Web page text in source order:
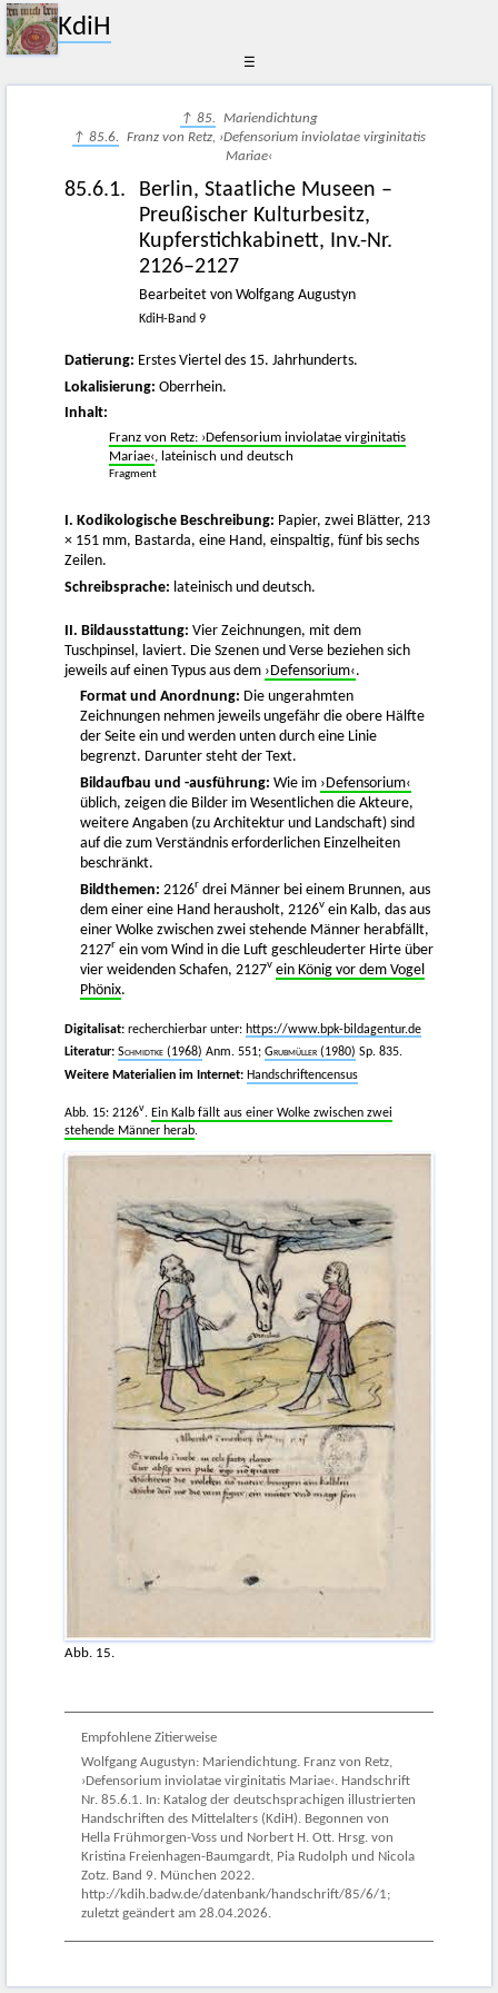
KdiH
☰
↑ 85. Mariendichtung
↑ 85.6. Franz von Retz, ›Defensorium inviolatae virginitatis
Mariae‹
85.6.1.
Berlin, Staatliche Museen –
Preußischer Kulturbesitz,
Kupferstichkabinett, Inv.-Nr.
2126–2127
Bearbeitet von Wolfgang Augustyn
KdiH-Band 9
Datierung: Erstes Viertel des 15. Jahrhunderts.
Lokalisierung: Oberrhein.
Inhalt:
Franz von Retz: ›Defensorium inviolatae virginitatis
Mariae‹, lateinisch und deutsch
Fragment
I. Kodikologische Beschreibung: Papier, zwei Blätter, 213
× 151 mm, Bastarda, eine Hand, einspaltig, fünf bis sechs
Zeilen.
Schreibsprache: lateinisch und deutsch.
II. Bildausstattung: Vier Zeichnungen, mit dem
Tuschpinsel, laviert. Die Szenen und Verse beziehen sich
jeweils auf einen Typus aus dem ›Defensorium‹.
Format und Anordnung: Die ungerahmten
Zeichnungen nehmen jeweils ungefähr die obere Hälfte
der Seite ein und werden unten durch eine Linie
begrenzt. Darunter steht der Text.
Bildaufbau und -ausführung: Wie im ›Defensorium‹
üblich, zeigen die Bilder im Wesentlichen die Akteure,
weitere Angaben (zu Architektur und Landschaft) sind
auf die zum Verständnis erforderlichen Einzelheiten
beschränkt.
Bildthemen: 2126r drei Männer bei einem Brunnen, aus
dem einer eine Hand herausholt, 2126v ein Kalb, das aus
einer Wolke zwischen zwei stehende Männer herabfällt,
2127r ein vom Wind in die Luft geschleuderter Hirte über
vier weidenden Schafen, 2127v ein König vor dem Vogel
Phönix.
Digitalisat: recherchierbar unter: https://www.bpk-bildagentur.de
Literatur: Schmidtke (1968) Anm. 551; Grubmüller (1980) Sp. 835.
Weitere Materialien im Internet: Handschriftencensus
Abb. 15: 2126v. Ein Kalb fällt aus einer Wolke zwischen zwei
stehende Männer herab.
Abb. 15.
Empfohlene Zitierweise
Wolfgang Augustyn: Mariendichtung. Franz von Retz,
›Defensorium inviolatae virginitatis Mariae‹. Handschrift
Nr. 85.6.1. In: Katalog der deutschsprachigen illustrierten
Handschriften des Mittelalters (KdiH). Begonnen von
Hella Frühmorgen-Voss und Norbert H. Ott. Hrsg. von
Kristina Freienhagen-Baumgardt, Pia Rudolph und Nicola
Zotz. Band 9. München 2022.
http://kdih.badw.de/datenbank/handschrift/85/6/1;
zuletzt geändert am 28.04.2026.